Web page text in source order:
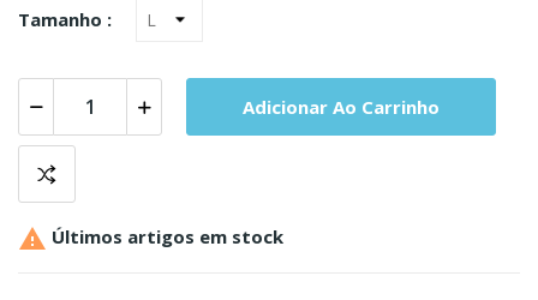
Tamanho :
Adicionar Ao Carrinho
 Últimos artigos em stock